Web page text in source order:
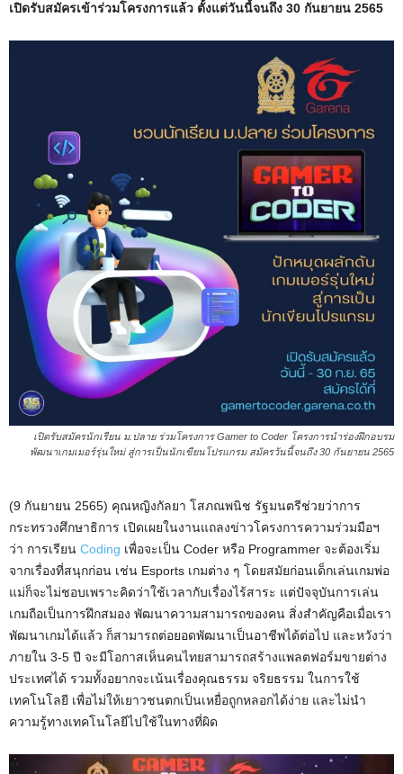
เปิดรับสมัครเข้าร่วมโครงการแล้ว ตั้งแต่วันนี้จนถึง 30 กันยายน 2565
เปิดรับสมัครนักเรียน ม.ปลาย ร่วมโครงการ Gamer to Coder โครงการนำร่องฝึกอบรม
พัฒนาเกมเมอร์รุ่นใหม่ สู่การเป็นนักเขียนโปรแกรม สมัครวันนี้จนถึง 30 กันยายน 2565
(9 กันยายน 2565) คุณหญิงกัลยา โสภณพนิช รัฐมนตรีช่วยว่าการ
กระทรวงศึกษาธิการ เปิดเผยในงานแถลงข่าวโครงการความร่วมมือฯ
ว่า การเรียน Coding เพื่อจะเป็น Coder หรือ Programmer จะต้องเริ่ม
จากเรื่องที่สนุกก่อน เช่น Esports เกมต่าง ๆ โดยสมัยก่อนเด็กเล่นเกมพ่อ
แม่ก็จะไม่ชอบเพราะคิดว่าใช้เวลากับเรื่องไร้สาระ แต่ปัจจุบันการเล่น
เกมถือเป็นการฝึกสมอง พัฒนาความสามารถของคน สิ่งสำคัญคือเมื่อเรา
พัฒนาเกมได้แล้ว ก็สามารถต่อยอดพัฒนาเป็นอาชีพได้ต่อไป และหวังว่า
ภายใน 3-5 ปี จะมีโอกาสเห็นคนไทยสามารถสร้างแพลตฟอร์มขายต่าง
ประเทศได้ รวมทั้งอยากจะเน้นเรื่องคุณธรรม จริยธรรม ในการใช้
เทคโนโลยี เพื่อไม่ให้เยาวชนตกเป็นเหยื่อถูกหลอกได้ง่าย และไม่นำ
ความรู้ทางเทคโนโลยีไปใช้ในทางที่ผิด